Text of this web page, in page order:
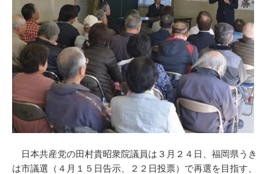
日本共産党の田村貴昭衆院議員は３月２４日、福岡県うき
は市議選（４月１５日告示、２２日投票）で再選を目指す、